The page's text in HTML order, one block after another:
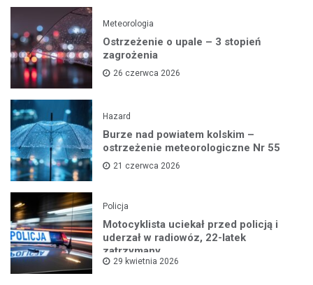
Meteorologia
Ostrzeżenie o upale – 3 stopień
zagrożenia
26 czerwca 2026
Hazard
Burze nad powiatem kolskim –
ostrzeżenie meteorologiczne Nr 55
21 czerwca 2026
Policja
Motocyklista uciekał przed policją i
uderzał w radiowóz, 22-latek
zatrzymany
29 kwietnia 2026